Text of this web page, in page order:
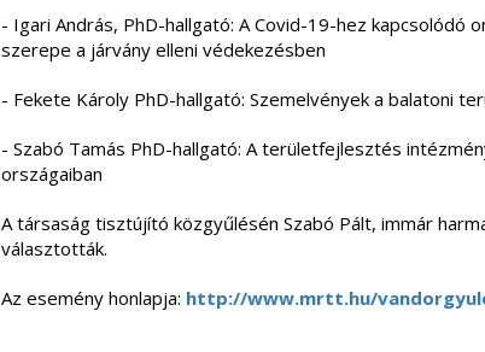
- Igari András, PhD-hallgató: A Covid-19-hez kapcsolódó
szerepe a járvány elleni védekezésben
- Fekete Károly PhD-hallgató: Szemelvények a balatoni
- Szabó Tamás PhD-hallgató: A területfejlesztés
országaiban
A társaság tisztújító közgyűlésén Szabó Pált, immár
választották.
Az esemény honlapja: http://www.mrtt.hu/